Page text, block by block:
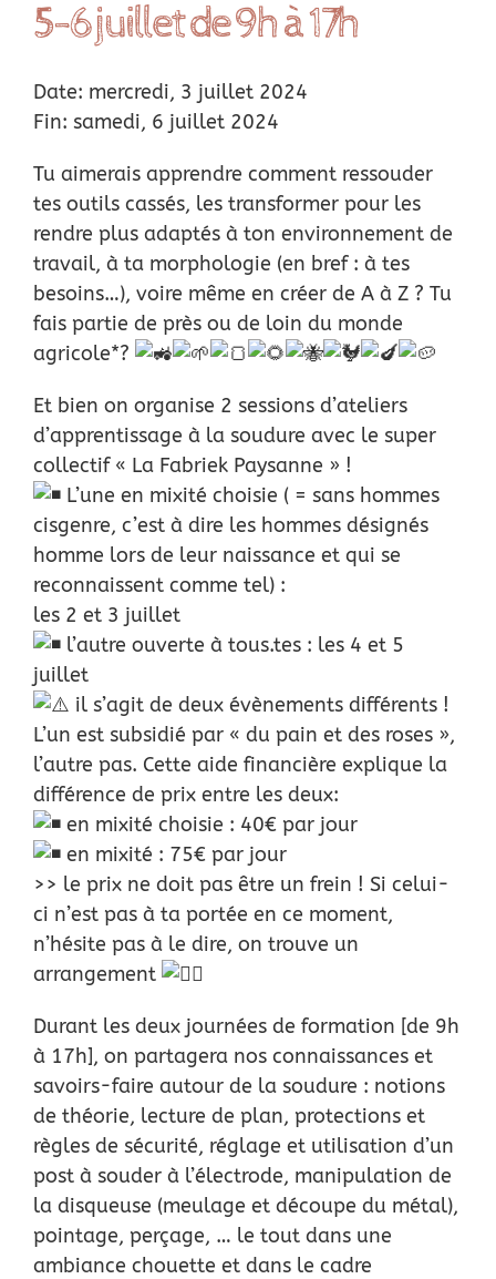
Location
Actus
Nous soutenir
Remerciements
Contact
5-6 juillet de 9h à 17h
Date: mercredi, 3 juillet 2024
Fin: samedi, 6 juillet 2024
Tu aimerais apprendre comment ressouder
tes outils cassés, les transformer pour les
rendre plus adaptés à ton environnement de
travail, à ta morphologie (en bref : à tes
besoins…), voire même en créer de A à Z ? Tu
fais partie de près ou de loin du monde
agricole*?
Et bien on organise 2 sessions d’ateliers
d’apprentissage à la soudure avec le super
collectif « La Fabriek Paysanne » !
L’une en mixité choisie ( = sans hommes
cisgenre, c’est à dire les hommes désignés
homme lors de leur naissance et qui se
reconnaissent comme tel) :
les 2 et 3 juillet
l’autre ouverte à tous.tes : les 4 et 5
juillet
il s’agit de deux évènements différents !
L’un est subsidié par « du pain et des roses »,
l’autre pas. Cette aide financière explique la
différence de prix entre les deux:
en mixité choisie : 40€ par jour
en mixité : 75€ par jour
>> le prix ne doit pas être un frein ! Si celui-
ci n’est pas à ta portée en ce moment,
n’hésite pas à le dire, on trouve un
arrangement
Durant les deux journées de formation [de 9h
à 17h], on partagera nos connaissances et
savoirs-faire autour de la soudure : notions
de théorie, lecture de plan, protections et
règles de sécurité, réglage et utilisation d’un
post à souder à l’électrode, manipulation de
la disqueuse (meulage et découpe du métal),
pointage, perçage, … le tout dans une
ambiance chouette et dans le cadre